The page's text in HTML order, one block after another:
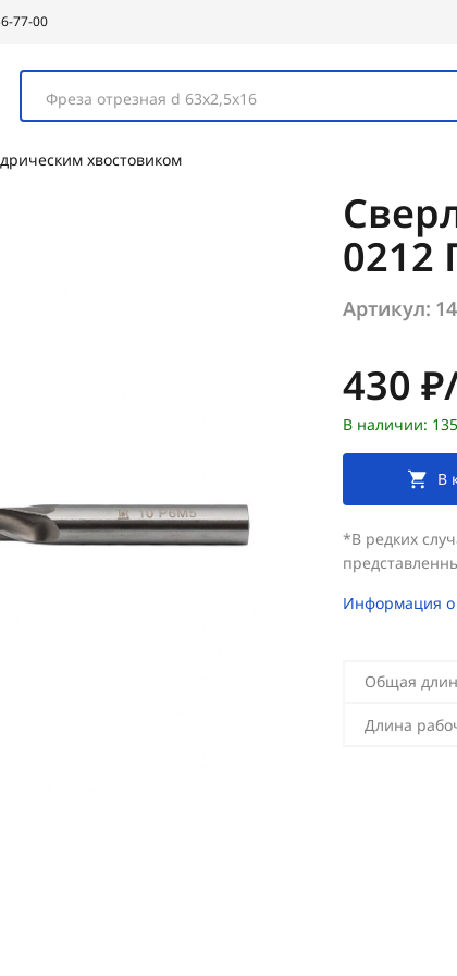
77-00
Фреза отрезная d 63х2,5х16
хвостовиком
0212
Артикул:
Цена:
430
В наличии:
В
*В редких
Информация о
Общая
Длина